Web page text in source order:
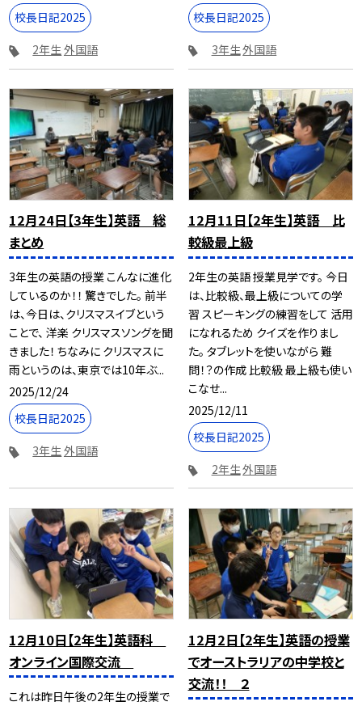
校長日記2025
2年生外国語
校長日記2025
3年生外国語
12月24日【3年生】英語 総
まとめ
3年生の英語の授業 こんなに進化
しているのか！！ 驚きでした。 前半
は、今日は、クリスマスイブという
ことで、 洋楽 クリスマスソングを聞
きました！ ちなみに クリスマスに
雨というのは、東京では10年ぶ...
2025/12/24
校長日記2025
3年生 外国語
12月11日【2年生】英語 比
較級最上級
2年生の英語 授業見学です。 今日
は、比較級、最上級についての学
習 スピーキングの練習をして 活用
になれるため クイズを作りまし
た。 タブレットを使いながら 難
問！？の作成 比較級 最上級も使い
こなせ...
2025/12/11
校長日記2025
2年生外国語
12月10日【2年生】英語科
オンライン国際交流
これは昨日午後の2年生の授業で
12月2日【2年生】英語の授業
でオーストラリアの中学校と
交流！！ ２